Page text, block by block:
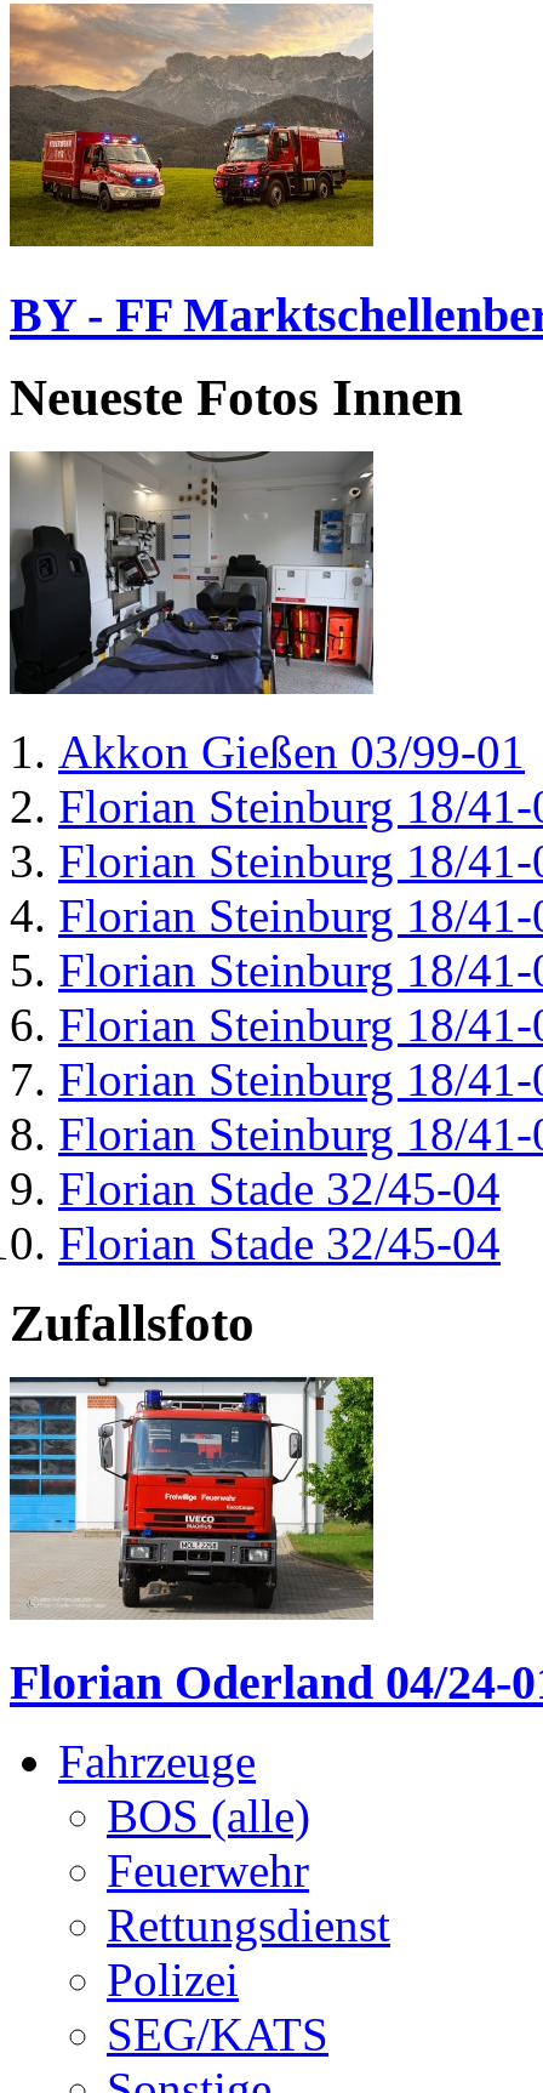
BY - FF
Neueste Fotos Innen
Akkon Gießen 03/99-01
Florian Steinburg 18/41-
Florian Steinburg 18/41-
Florian Steinburg 18/41-
Florian Steinburg 18/41-
Florian Steinburg 18/41-
Florian Steinburg 18/41-
Florian Steinburg 18/41-
Florian Stade 32/45-04
Florian Stade 32/45-04
Zufallsfoto
Florian Oderland 04/24-
Fahrzeuge
BOS (alle)
Feuerwehr
Rettungsdienst
Polizei
SEG/KATS